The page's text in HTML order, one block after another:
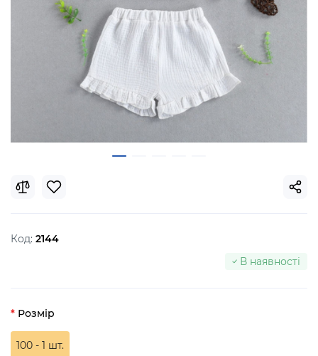
Код: 2144
В наявності
Розмір
100 - 1 шт.